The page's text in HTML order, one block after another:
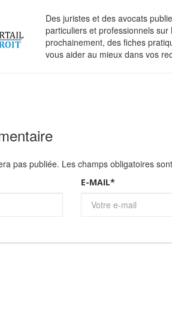
Des juristes et des avocats
particuliers et professionnels
prochainement, des fiches
vous aider au mieux dans vos
pas publiée. Les champs obligatoires
E-MAIL*